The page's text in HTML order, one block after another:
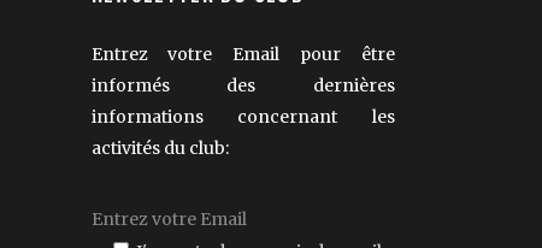
Entrez votre Email pour être
informés des dernières
informations concernant les
activités du club: